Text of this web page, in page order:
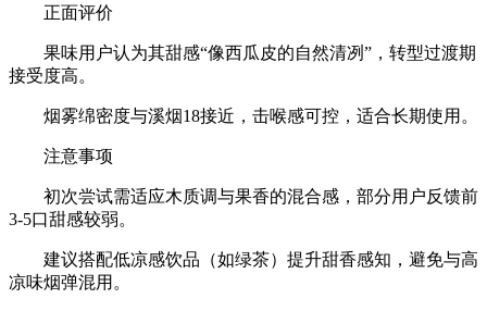
正面评价‌
果味用户认为其甜感“像西瓜皮的自然清冽”，转型过渡期
接受度高。
烟雾绵密度与溪烟18接近，击喉感可控，适合长期使用。
注意事项‌
初次尝试需适应‌木质调与果香的混合感‌，部分用户反馈前
3-5口甜感较弱。
建议搭配低凉感饮品（如绿茶）提升甜香感知，避免与高
凉味烟弹混用。